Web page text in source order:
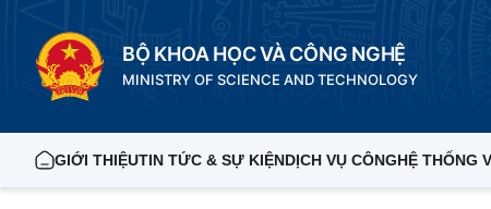
BỘ KHOA HỌC VÀ CÔNG NGHỆ
MINISTRY OF SCIENCE AND TECHNOLOGY
GIỚI THIỆUTIN TỨC & SỰ KIỆNDỊCH VỤ CÔNGHỆ THỐNG